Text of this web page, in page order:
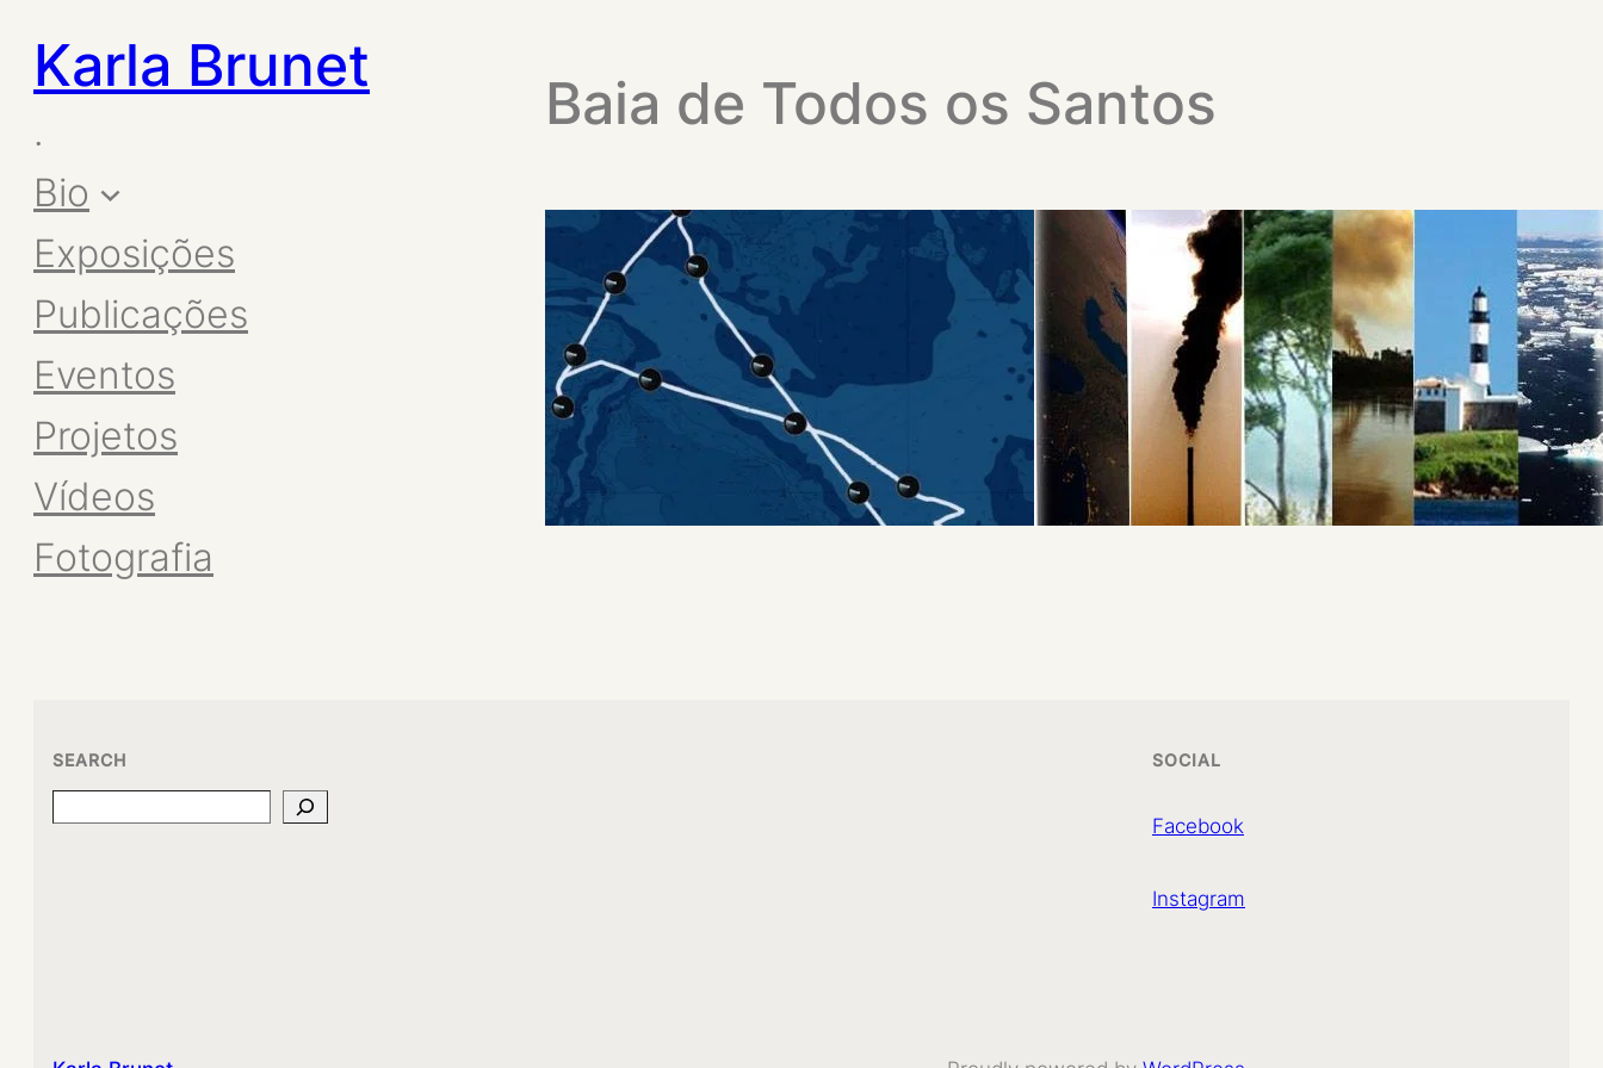
Karla Brunet
.
Bio
Exposições
Publicações
Eventos
Projetos
Vídeos
Fotografia
Baia de Todos os Santos
SEARCH
Search
SOCIAL
Facebook
Instagram